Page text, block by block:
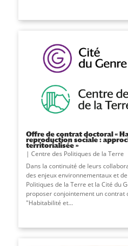
Offre de contrat doctoral «
reproduction sociale :
territorialisée »
Centre des Politiques de la Terre
Dans la continuité de leurs
des enjeux environnementaux et
Politiques de la Terre et la Cité du
proposer conjointement un contrat
"Habitabilité et...